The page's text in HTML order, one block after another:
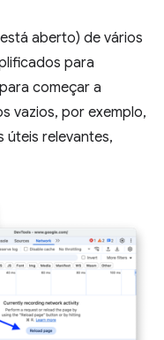
aberto) de vários
para
começar a
vazios, por exemplo,
úteis relevantes,